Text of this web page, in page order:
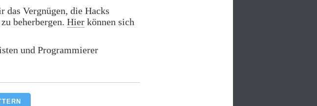
das Vergnügen, die Hacks
beherbergen. Hier können sich
und Programmierer